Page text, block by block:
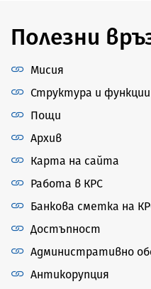
Полезни
Мисия
Структура и функции
Пощи
Архив
Карта на сайта
Работа в КРС
Банкова сметка на
Достъпност
Административно
Антикорупция